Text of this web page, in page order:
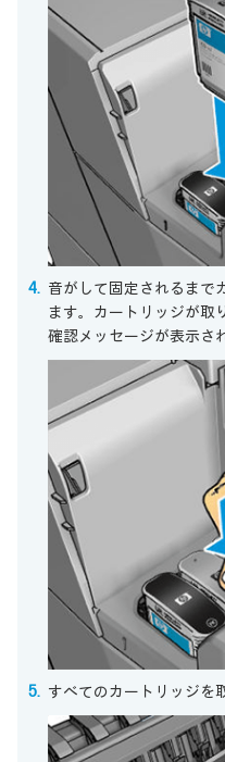
音がして固定されるまで
ます。カートリッジが取
確認メッセージが表示さ
すべてのカートリッジを